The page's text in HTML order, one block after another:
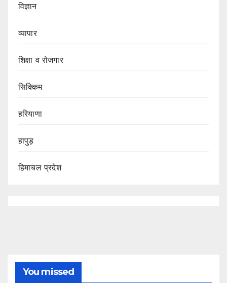
विज्ञान
व्यापार
शिक्षा व रोजगार
सिक्किम
हरियाणा
हापुड़
हिमाचल प्रदेश
You missed